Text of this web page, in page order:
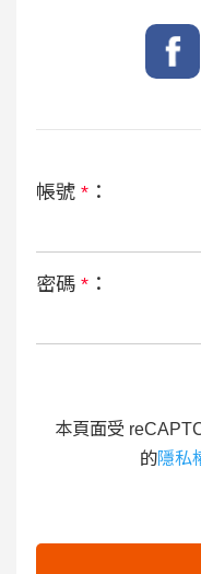
帳號 * ：
密碼 * ：
本頁面受
的隱私